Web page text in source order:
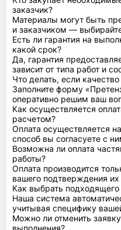
заказчик?
Материалы могут быть
и заказчиком —
Есть ли гарантия на
какой срок?
Да, гарантия
зависит от типа работ и
Что делать, если
Заполните форму
оперативно решим ваш
Как осуществляется
расчетом?
Оплата осуществляется
способ вы согласуете с
Возможна ли оплата
работы?
Оплата производится
вашего подтверждения их
Как выбрать
Наша система
учитывая специфику
Можно ли отменить
выполнения?